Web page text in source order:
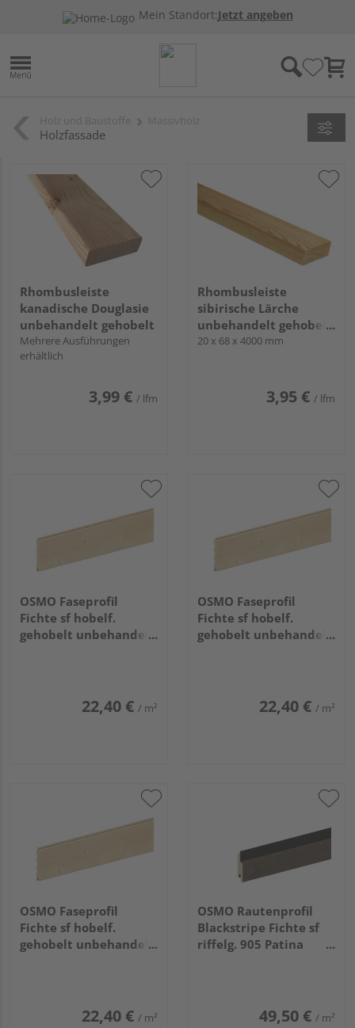
Mein Standort:Jetzt angeben
Holzfassade
Rhombusleiste
kanadische Douglasie
unbehandelt gehobelt
Mehrere Ausführungen
erhältlich
3,99 € / lfm
Rhombusleiste
sibirische Lärche
unbehandelt gehobelt
hobelfallend
20 x 68 x 4000 mm
3,95 € / lfm
OSMO Faseprofil
Fichte sf hobelf.
gehobelt unbehandelt
22,40 € / m²
OSMO Faseprofil
Fichte sf hobelf.
gehobelt unbehandelt
22,40 € / m²
OSMO Faseprofil
Fichte sf hobelf.
gehobelt unbehandelt
22,40 € / m²
OSMO Rautenprofil
Blackstripe Fichte sf
riffelg. 905 Patina
49,50 € / m²